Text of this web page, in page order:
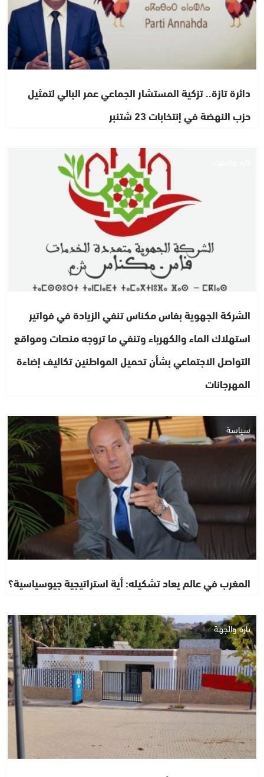
دائرة تازة.. تزكية المستشار الجماعي عمر البالي لتمثيل
حزب النهضة في إنتخابات 23 شتنبر
الشركة الجهوية بفاس مكناس تنفي الزيادة في فواتير
استهلاك الماء والكهرباء وتنفي ما تروجه منصات ومواقع
التواصل الاجتماعي بشأن تحميل المواطنين تكاليف إضاءة
المهرجانات
سياسة
المغرب في عالم يعاد تشكيله: أية استراتيجية جيوسياسية؟
تازة والجهة